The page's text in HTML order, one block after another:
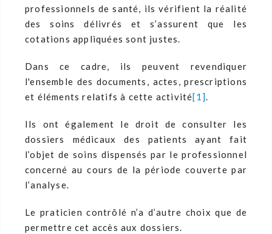
professionnels de santé, ils vérifient la réalité
des soins délivrés et s’assurent que les
cotations appliquées sont justes.
Dans ce cadre, ils peuvent revendiquer
l'ensemble des documents, actes, prescriptions
et éléments relatifs à cette activité[1].
Ils ont également le droit de consulter les
dossiers médicaux des patients ayant fait
l’objet de soins dispensés par le professionnel
concerné au cours de la période couverte par
l’analyse.
Le praticien contrôlé n’a d’autre choix que de
permettre cet accès aux dossiers.